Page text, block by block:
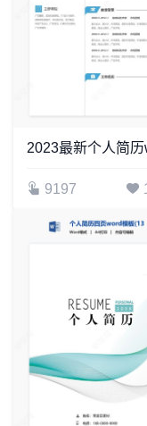
9197